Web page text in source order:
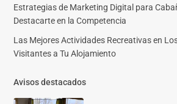
Estrategias de Marketing Digital para
Destacarte en la Competencia
Las Mejores Actividades Recreativas en
Visitantes a Tu Alojamiento
Avisos destacados